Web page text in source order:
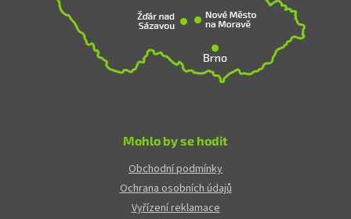
Mohlo by se hodit
Obchodní podmínky
Ochrana osobních údajů
Vyřízení reklamace